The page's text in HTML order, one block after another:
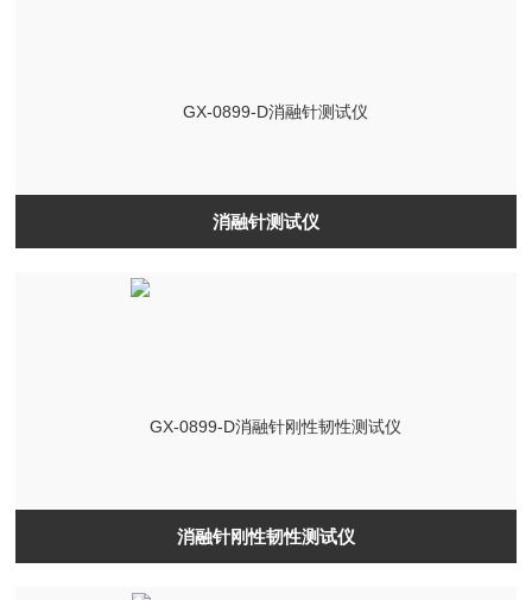
消融针测试仪
消融针刚性韧性测试仪